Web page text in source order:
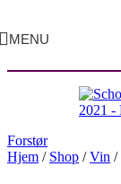
MENU
Forstør
Hjem / Shop /Vin /